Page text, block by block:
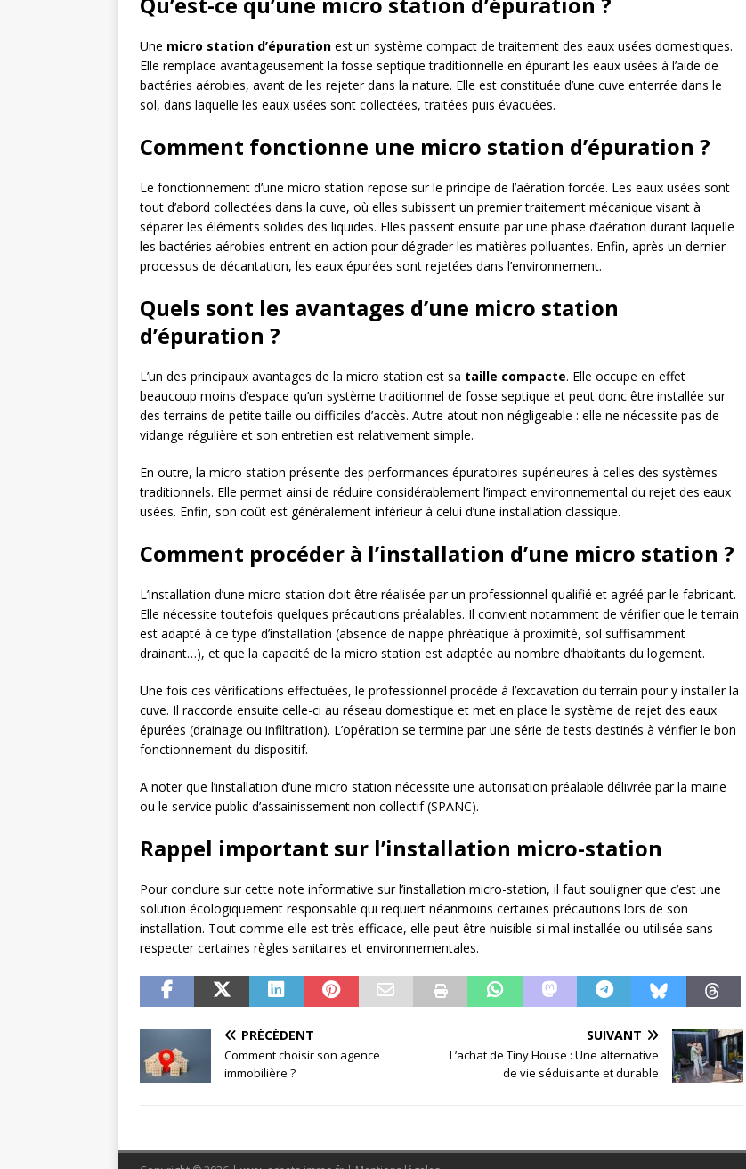
Une micro station d’épuration est un système compact de traitement des eaux usées domestiques.
Elle remplace avantageusement la fosse septique traditionnelle en épurant les eaux usées à l’aide de
bactéries aérobies, avant de les rejeter dans la nature. Elle est constituée d’une cuve enterrée dans le
sol, dans laquelle les eaux usées sont collectées, traitées puis évacuées.
Comment fonctionne une micro station d’épuration ?
Le fonctionnement d’une micro station repose sur le principe de l’aération forcée. Les eaux usées sont
tout d’abord collectées dans la cuve, où elles subissent un premier traitement mécanique visant à
séparer les éléments solides des liquides. Elles passent ensuite par une phase d’aération durant laquelle
les bactéries aérobies entrent en action pour dégrader les matières polluantes. Enfin, après un dernier
processus de décantation, les eaux épurées sont rejetées dans l’environnement.
Quels sont les avantages d’une micro station
d’épuration ?
L’un des principaux avantages de la micro station est sa taille compacte. Elle occupe en effet
beaucoup moins d’espace qu’un système traditionnel de fosse septique et peut donc être installée sur
des terrains de petite taille ou difficiles d’accès. Autre atout non négligeable : elle ne nécessite pas de
vidange régulière et son entretien est relativement simple.
En outre, la micro station présente des performances épuratoires supérieures à celles des systèmes
traditionnels. Elle permet ainsi de réduire considérablement l’impact environnemental du rejet des eaux
usées. Enfin, son coût est généralement inférieur à celui d’une installation classique.
Comment procéder à l’installation d’une micro station ?
L’installation d’une micro station doit être réalisée par un professionnel qualifié et agréé par le fabricant.
Elle nécessite toutefois quelques précautions préalables. Il convient notamment de vérifier que le terrain
est adapté à ce type d’installation (absence de nappe phréatique à proximité, sol suffisamment
drainant…), et que la capacité de la micro station est adaptée au nombre d’habitants du logement.
Une fois ces vérifications effectuées, le professionnel procède à l’excavation du terrain pour y installer la
cuve. Il raccorde ensuite celle-ci au réseau domestique et met en place le système de rejet des eaux
épurées (drainage ou infiltration). L’opération se termine par une série de tests destinés à vérifier le bon
fonctionnement du dispositif.
A noter que l’installation d’une micro station nécessite une autorisation préalable délivrée par la mairie
ou le service public d’assainissement non collectif (SPANC).
Rappel important sur l’installation micro-station
Pour conclure sur cette note informative sur l’installation micro-station, il faut souligner que c’est une
solution écologiquement responsable qui requiert néanmoins certaines précautions lors de son
installation. Tout comme elle est très efficace, elle peut être nuisible si mal installée ou utilisée sans
respecter certaines règles sanitaires et environnementales.
PRÉCÉDENT
Comment choisir son agence
immobilière ?
SUIVANT
L’achat de Tiny House : Une alternative
de vie séduisante et durable